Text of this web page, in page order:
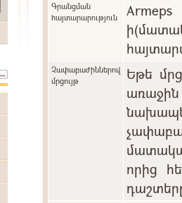
Գրանցման
հայտարարություն
Չափաբաժիններով
մրցույթ
Եթե
առաջին
որից